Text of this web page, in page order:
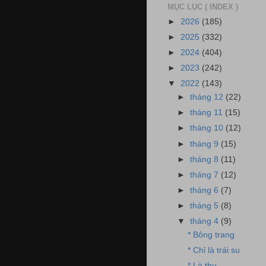
MỤC LỤC ( INDEX )
► 2026 (185)
► 2025 (332)
► 2024 (404)
► 2023 (242)
▼ 2022 (143)
►tháng 12 (22)
►tháng 11 (15)
►tháng 10 (12)
►tháng 9 (15)
►tháng 8 (11)
►tháng 7 (12)
►tháng 6 (7)
►tháng 5 (8)
▼tháng 4 (9)
* Bông trang
* Chỉ là trái su